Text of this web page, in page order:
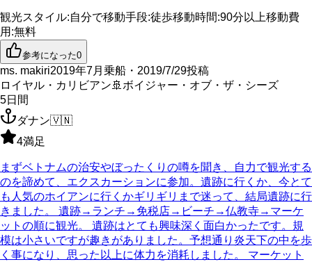
観光スタイル:自分で移動手段:徒歩移動時間:90分以上移動費
用 :無料
参考になった0
ms. makiri2019年7月乗船・2019/7/29投稿
ロイヤル・カリビアン 🚢 ボイジャー・オブ・ザ・シーズ
5日間
ダナン🇻🇳
4満足
まずベトナムの治安やぼったくりの噂を聞き、自力で観光する
のを諦めて、エクスカーションに参加。遺跡に行くか、今とて
も人気のホイアンに行くかギリギリまで迷って、結局遺跡に行
きました。 遺跡→ランチ→免税店→ビーチ→仏教寺→マーケ
ットの順に観光。 遺跡はとても興味深く面白かったです。規
模は小さいですが趣きがありました。予想通り炎天下の中を歩
く事になり、思った以上に体力を消耗しました。 マーケット